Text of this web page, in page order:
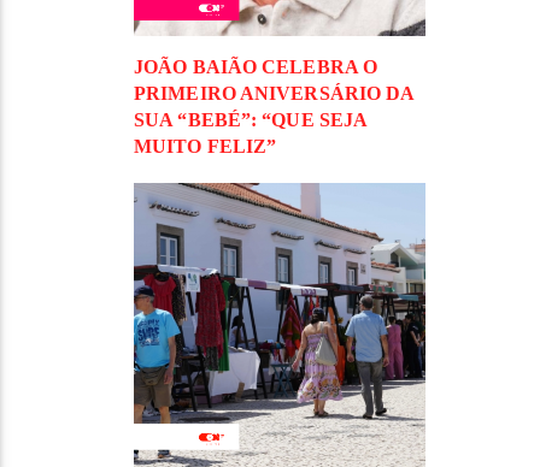
JOÃO BAIÃO CELEBRA O
PRIMEIRO ANIVERSÁRIO DA
SUA “BEBÉ”: “QUE SEJA
MUITO FELIZ”